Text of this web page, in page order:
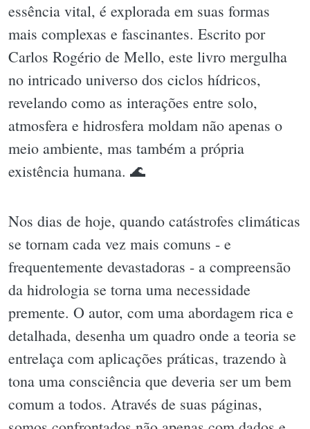
essência vital, é explorada em suas formas
mais complexas e fascinantes. Escrito por
Carlos Rogério de Mello, este livro mergulha
no intricado universo dos ciclos hídricos,
revelando como as interações entre solo,
atmosfera e hidrosfera moldam não apenas o
meio ambiente, mas também a própria
existência humana. 🌊
Nos dias de hoje, quando catástrofes climáticas
se tornam cada vez mais comuns - e
frequentemente devastadoras - a compreensão
da hidrologia se torna uma necessidade
premente. O autor, com uma abordagem rica e
detalhada, desenha um quadro onde a teoria se
entrelaça com aplicações práticas, trazendo à
tona uma consciência que deveria ser um bem
comum a todos. Através de suas páginas,